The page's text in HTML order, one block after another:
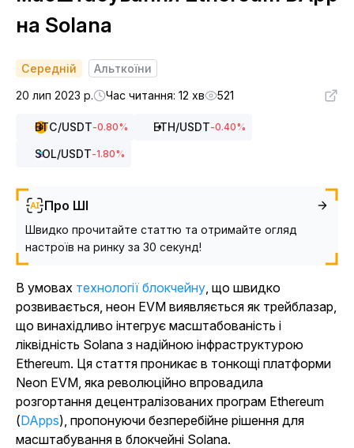
на Solana
Середній
Альткоїни
20 лип 2023 р.
Час читання: 12 хв 521
BTC/USDT-0.80% ETH/USDT-0.40%
SOL/USDT-1.80%
Про ШІ
Швидко прочитайте статтю та отримайте огляд
настроїв на ринку за 30 секунд!
В умовах технології блокчейну, що швидко
розвивається, неон EVM виявляється як трейблазар,
що винахідливо інтегрує масштабованість і
ліквідність Solana з надійною інфраструктурою
Ethereum. Ця стаття проникає в тонкощі платформи
Neon EVM, яка революційно впровадила
розгортання децентралізованих програм Ethereum
(DApps), пропонуючи безперебійне рішення для
масштабування в блокчейні Solana.